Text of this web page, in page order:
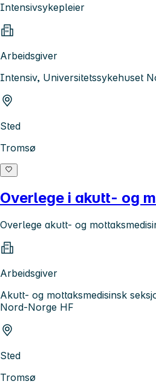
Intensivsykepleier
Arbeidsgiver
Intensiv, Universitetssykehuset
Sted
Tromsø
Overlege i akutt- og
Overlege akutt- og
Arbeidsgiver
Akutt- og mottaksmedisinsk
Nord-Norge HF
Sted
Tromsø